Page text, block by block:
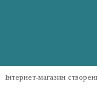
Інтернет-магазин